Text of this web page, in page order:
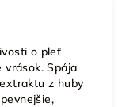
o pleť
vrások. Spája
z huby